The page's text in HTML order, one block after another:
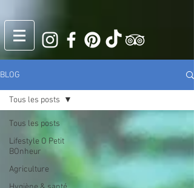
BLOG
Tous les posts
Lifestyle O Petit
BOnheur
Agriculture
Tous les posts